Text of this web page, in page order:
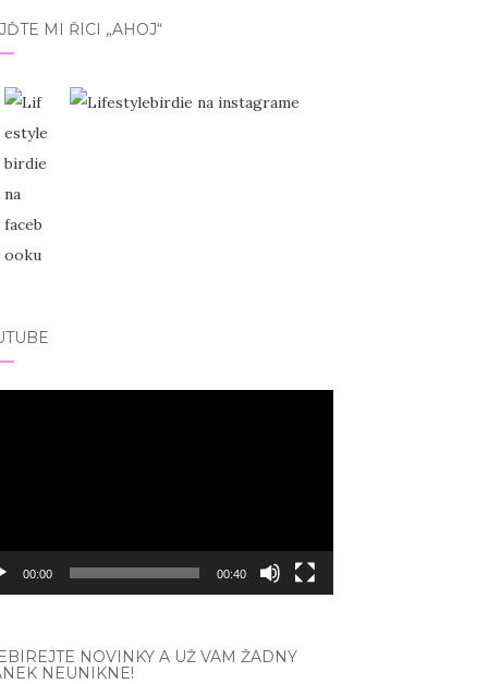
MI ŘÍCI „AHOJ“
00:00 00:40
NOVINKY A UŽ VÁM ŽÁDNÝ
NEUNIKNE!